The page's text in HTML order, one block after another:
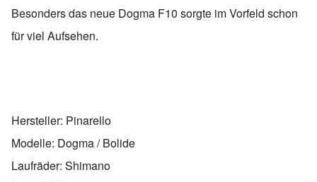
Besonders das neue Dogma F10 sorgte im Vorfeld schon
für viel Aufsehen.
Hersteller: Pinarello
Modelle: Dogma / Bolide
Laufräder: Shimano